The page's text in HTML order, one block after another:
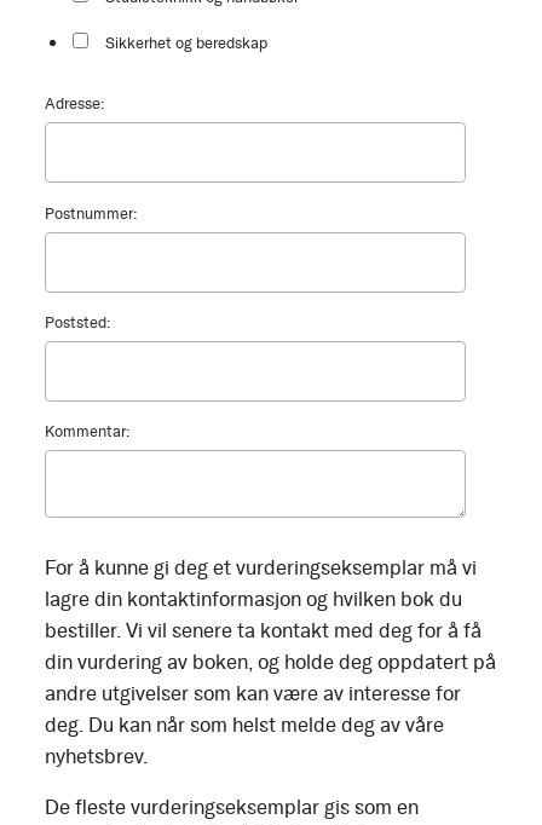
Sikkerhet og beredskap
Adresse:
Postnummer:
Poststed:
Kommentar:
For å kunne gi deg et vurderingseksemplar må vi
lagre din kontaktinformasjon og hvilken bok du
bestiller. Vi vil senere ta kontakt med deg for å få
din vurdering av boken, og holde deg oppdatert på
andre utgivelser som kan være av interesse for
deg. Du kan når som helst melde deg av våre
nyhetsbrev.
De fleste vurderingseksemplar gis som en